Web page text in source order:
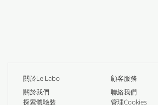
關於Le Labo
關於我們
探索體驗裝
顧客服務
聯絡我們
管理Cookies